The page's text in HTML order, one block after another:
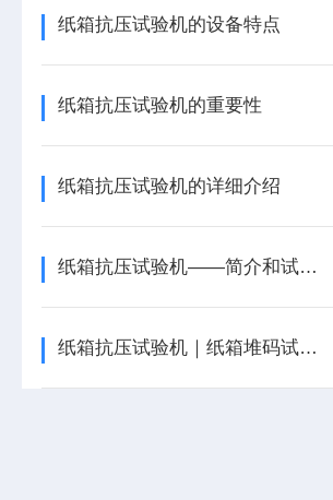
纸箱抗压试验机的设备特点
纸箱抗压试验机的重要性
纸箱抗压试验机的详细介绍
纸箱抗压试验机——简介和试验操作说明
纸箱抗压试验机｜纸箱堆码试验仪_确保纸箱不因承载过重而破损